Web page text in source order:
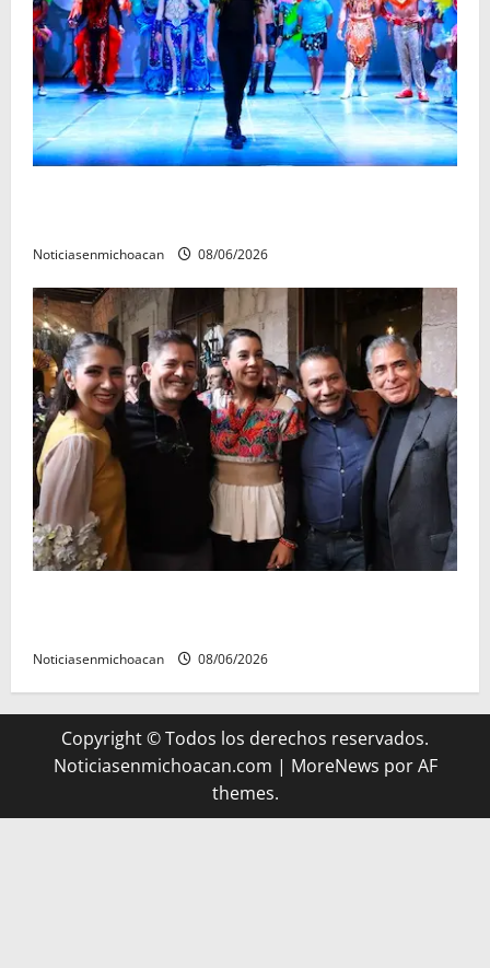
Noticiasenmichoacan 08/06/2026
Noticiasenmichoacan 08/06/2026
Copyright © Todos los derechos reservados.
Noticiasenmichoacan.com | MoreNews por AF
themes.